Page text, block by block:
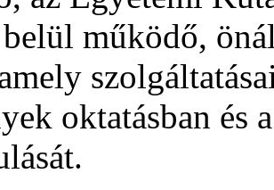
működő,
oktatásban és